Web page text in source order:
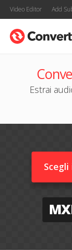
Video Editor Add
Estrai